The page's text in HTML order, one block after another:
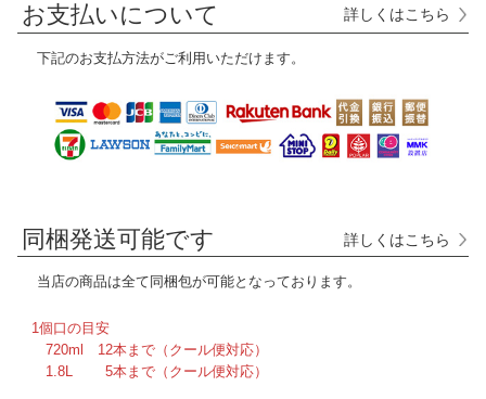
お支払いについて 詳しくはこちら
下記のお支払方法がご利用いただけます。
同梱発送可能です 詳しくはこちら
当店の商品は全て 同梱包が可能となっております。
1個口の目安
720ml 12本まで（クール便対応）
1.8L 5本まで（クール便対応）